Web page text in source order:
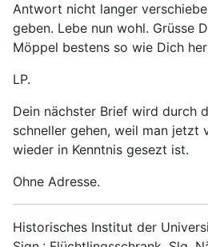
Antwort nicht langer
geben. Lebe nun wohl. Grüsse
Möppel bestens so wie Dich
LP.
Dein nächster Brief wird durch
schneller gehen, weil man jetzt
wieder in Kenntnis gesezt ist.
Ohne Adresse.
Historisches Institut der